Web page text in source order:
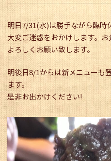
明日7/31(水)は勝手ながら臨時
大変ご迷惑をおかけします。
よろしくお願い致します。
明後日8/1からは新メニューも
ます。
是非お出かけください!